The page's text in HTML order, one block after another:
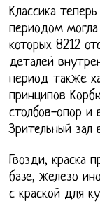
Классика
периодом
которых 8212
деталей
период также
принципов
столбов-опор и
Зрительный зал
Гвозди, краска
базе, железо
с краской для